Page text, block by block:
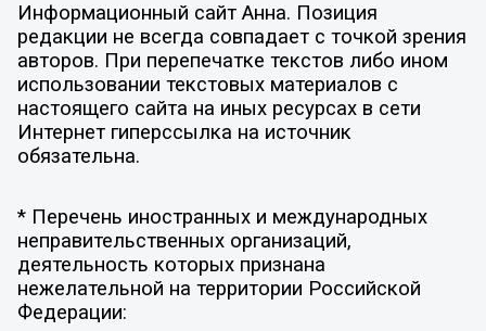
Информационный сайт Анна. Позиция
редакции не всегда совпадает с точкой зрения
авторов. При перепечатке текстов либо ином
использовании текстовых материалов с
настоящего сайта на иных ресурсах в сети
Интернет гиперссылка на источник
обязательна.
* Перечень иностранных и международных
неправительственных организаций,
деятельность которых признана
нежелательной на территории Российской
Федерации: